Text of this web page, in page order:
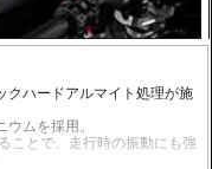
クハードアルマイト処理が施
ムを採用。
ことで、走行時の振動にも強